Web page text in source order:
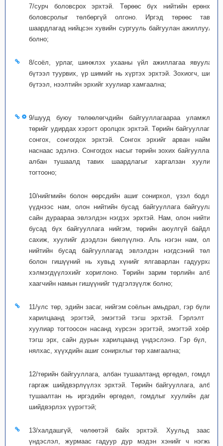
7/сурч боловсрох эрхтэй. Төрөөс бүх нийтийн ерөнхий
боловсролыг төлбөргүй олгоно. Иргэд төрөөс тавих
шаардлагад нийцсэн хувийн сургууль байгуулан ажиллуулж
болно;
8/соёл, урлаг, шинжлэх ухааны үйл ажиллагаа явуулах,
бүтээл туурвих, үр шимийг нь хүртэх эрхтэй. Зохиогч, шинэ
бүтээл, нээлтийн эрхийг хуулиар хамгаална;
9/шууд буюу төлөөлөгчдийн байгууллагаараа уламжлан
төрийг удирдах хэрэгт оролцох эрхтэй. Төрийн байгууллагад
сонгох, сонгогдох эрхтэй. Сонгох эрхийг арван найман
наснаас эдэлнэ. Сонгогдох насыг төрийн зохих байгууллага,
албан тушаалд тавих шаардлагыг харгалзан хуулиар
тогтооно;
10/нийгмийн болон өөрсдийн ашиг сонирхол, үзэл бодлын
үүднээс нам, олон нийтийн бусад байгууллага байгуулах,
сайн дураараа эвлэлдэн нэгдэх эрхтэй. Нам, олон нийтийн
бусад бүх байгууллага нийгэм, төрийн аюулгүй байдлыг
сахиж, хуулийг дээдлэн биелүүлнэ. Аль нэгэн нам, олон
нийтийн бусад байгууллагад эвлэлдэн нэгдсэний төлөө
болон гишүүний нь хувьд хүнийг ялгаварлан гадуурхах,
хэлмэгдүүлэхийг хориглоно. Төрийн зарим төрлийн албан
хаагчийн намын гишүүнийг түдгэлзүүлж болно;
11/улс төр, эдийн засаг, нийгэм соёлын амьдрал, гэр бүлийн
харилцаанд эрэгтэй, эмэгтэй тэгш эрхтэй. Гэрлэлт нь
хуулиар тогтоосон насанд хүрсэн эрэгтэй, эмэгтэй хоёрын
тэгш эрх, сайн дурын харилцаанд үндэслэнэ. Гэр бүл, эх
нялхас, хүүхдийн ашиг сонирхлыг төр хамгаална;
12/төрийн байгууллага, албан тушаалтанд өргөдөл, гомдлоо
гаргаж шийдвэрлүүлэх эрхтэй. Төрийн байгууллага, албан
тушаалтан нь иргэдийн өргөдөл, гомдлыг хуулийн дагуу
шийдвэрлэх үүрэгтэй;
13/халдашгүй, чөлөөтэй байх эрхтэй. Хуульд заасан
үндэслэл, журмаас гадуур дур мэдэн хэнийг ч нэгжих,